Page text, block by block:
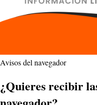
Avisos del navegador
¿Quieres recibir